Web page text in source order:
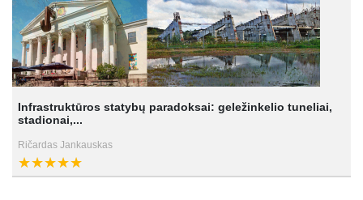
Infrastruktūros statybų paradoksai: geležinkelio tuneliai,
stadionai,...
Ričardas Jankauskas